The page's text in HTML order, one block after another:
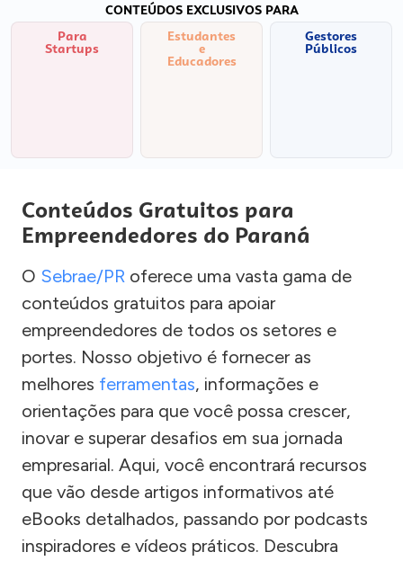
CONTEÚDOS EXCLUSIVOS PARA
Para
Startups
Estudantes
e
Educadores
Gestores
Públicos
Conteúdos Gratuitos para
Empreendedores do Paraná
O Sebrae/PR oferece uma vasta gama de
conteúdos gratuitos para apoiar
empreendedores de todos os setores e
portes. Nosso objetivo é fornecer as
melhores ferramentas, informações e
orientações para que você possa crescer,
inovar e superar desafios em sua jornada
empresarial. Aqui, você encontrará recursos
que vão desde artigos informativos até
eBooks detalhados, passando por podcasts
inspiradores e vídeos práticos. Descubra